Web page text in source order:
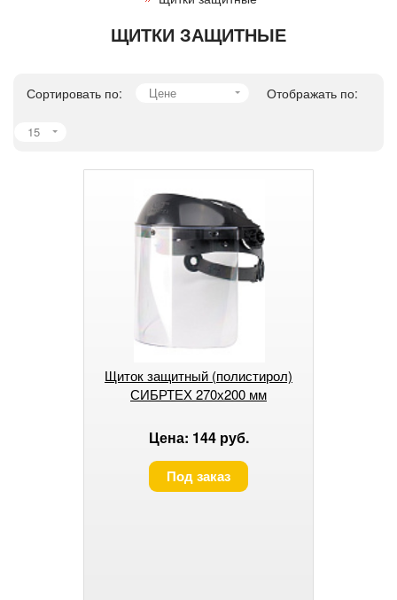
ЩИТКИ ЗАЩИТНЫЕ
Сортировать по: Цене Отображать по:
15
Щиток защитный (полистирол)
СИБРТЕХ 270х200 мм
Цена: 144 руб.
Под заказ